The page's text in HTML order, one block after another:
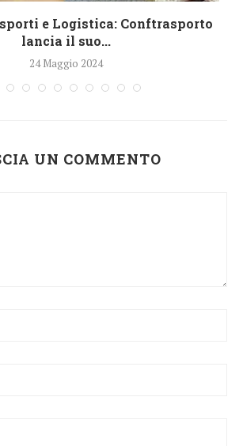
e Logistica: Conftrasporto
lancia il suo...
24 Maggio 2024
UN COMMENTO